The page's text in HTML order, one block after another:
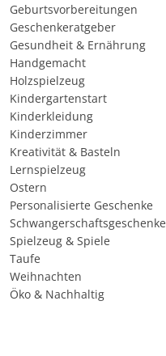
Geburtsvorbereitungen
Geschenkeratgeber
Gesundheit & Ernährung
Handgemacht
Holzspielzeug
Kindergartenstart
Kinderkleidung
Kinderzimmer
Kreativität & Basteln
Lernspielzeug
Ostern
Personalisierte Geschenke
Schwangerschaftsgeschenke
Spielzeug & Spiele
Taufe
Weihnachten
Öko & Nachhaltig